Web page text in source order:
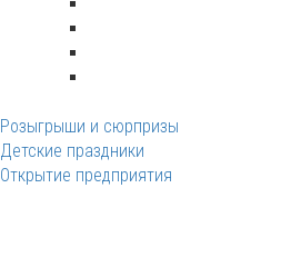
Розыгрыши и сюрпризы
Детские праздники
Открытие предприятия